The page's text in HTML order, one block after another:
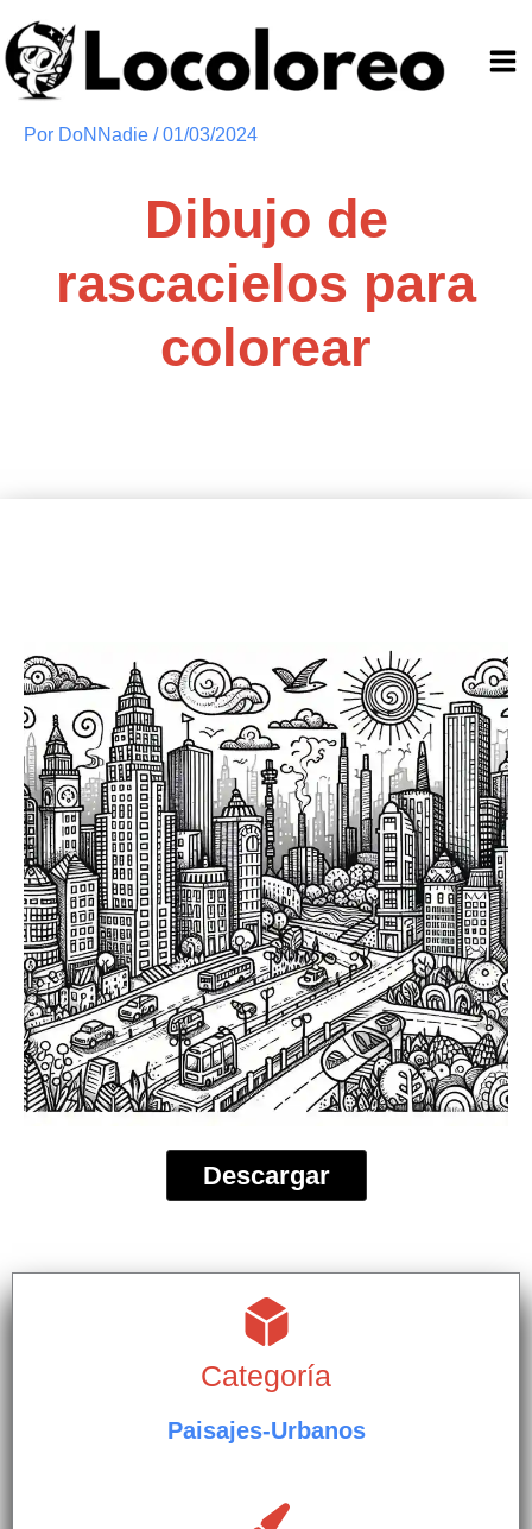
al
contenido
Por DoNNadie /01/03/2024
Dibujo de
rascacielos para
colorear
Descargar
Categoría
Paisajes-Urbanos